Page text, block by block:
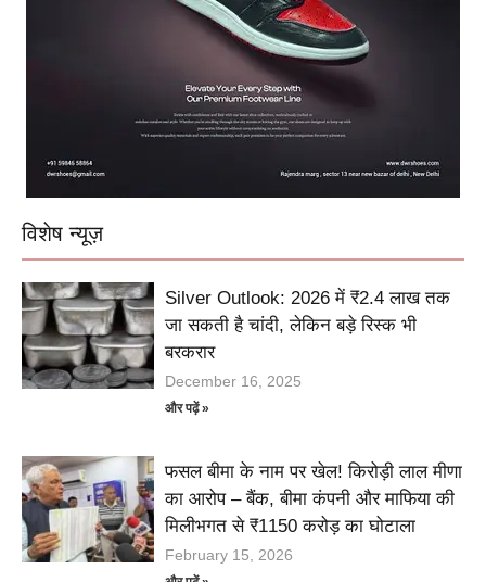
विशेष न्यूज़
Silver Outlook: 2026 में ₹2.4 लाख तक
जा सकती है चांदी, लेकिन बड़े रिस्क भी
बरकरार
December 16, 2025
और पढ़ें »
फसल बीमा के नाम पर खेल! किरोड़ी लाल मीणा
का आरोप – बैंक, बीमा कंपनी और माफिया की
मिलीभगत से ₹1150 करोड़ का घोटाला
February 15, 2026